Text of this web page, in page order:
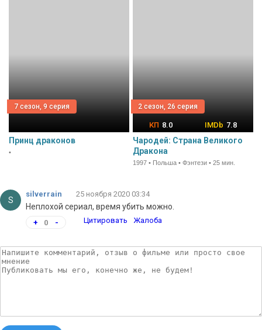
7 сезон, 9 серия
Принц драконов
•
2 сезон, 26 серия
8.0 7.8
Чародей: Страна Великого
Дракона
1997 • Польша • Фэнтези • 25 мин.
S
silverrain 25 ноября 2020 03:34
Неплохой сериал, время убить можно.
+ 0 - Цитировать Жалоба